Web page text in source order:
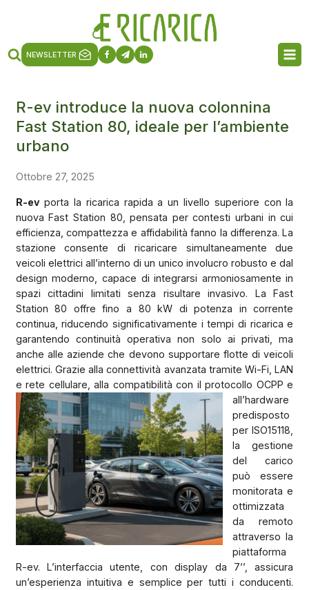
NEWSLETTER
R-ev introduce la nuova colonnina
Fast Station 80, ideale per l’ambiente
urbano
Ottobre 27, 2025
R-evporta la ricarica rapida a un livello superiore con la
nuova Fast Station 80, pensata per contesti urbani in cui
efficienza, compattezza e affidabilità fanno la differenza. La
stazione consente di ricaricare simultaneamente due
veicoli elettrici all’interno di un unico involucro robusto e dal
design moderno, capace di integrarsi armoniosamente in
spazi cittadini limitati senza risultare invasivo. La Fast
Station 80 offre fino a 80 kW di potenza in corrente
continua, riducendo significativamente i tempi di ricarica e
garantendo continuità operativa non solo ai privati, ma
anche alle aziende che devono supportare flotte di veicoli
elettrici. Grazie alla connettività avanzata tramite Wi-Fi, LAN
e rete cellulare, alla compatibilità con il protocollo OCPP e
all’hardware
predisposto
per ISO15118,
la gestione
del carico
può essere
monitorata e
ottimizzata
da remoto
attraverso la
piattaforma
R-ev. L’interfaccia utente, con display da 7’’, assicura
un’esperienza intuitiva e semplice per tutti i conducenti.